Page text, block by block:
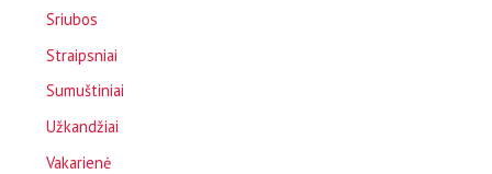
Sriubos
Straipsniai
Sumuštiniai
Užkandžiai
Vakarienė